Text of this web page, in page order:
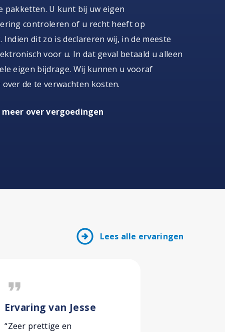
pakketten. U kunt bij uw eigen
controleren of u recht heeft op
Indien dit zo is declareren wij, in de meeste
voor u. In dat geval betaald u alleen
eigen bijdrage. Wij kunnen u vooraf
de te verwachten kosten.
meer over vergoedingen
arrow_circle_right Lees alle ervaringen
format_quote
Ervaring van Jesse
“Zeer prettige en